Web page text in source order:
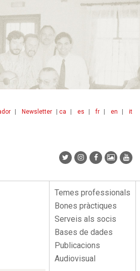
ca es fr en it
Newsletter
Menu
lateral
Temes professionals
Bones pràctiques
Serveis als socis
Bases de dades
Publicacions
Audiovisual